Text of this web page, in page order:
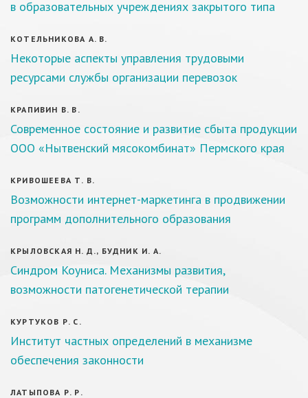
в образовательных учреждениях закрытого типа
КОТЕЛЬНИКОВА А. В.
Некоторые аспекты управления трудовыми
ресурсами службы организации перевозок
КРАПИВИН В. В.
Современное состояние и развитие сбыта продукции
ООО «Нытвенский мясокомбинат» Пермского края
КРИВОШЕЕВА Т. В.
Возможности интернет-маркетинга в продвижении
программ дополнительного образования
КРЫЛОВСКАЯ Н. Д., БУДНИК И. А.
Синдром Коуниса. Механизмы развития,
возможности патогенетической терапии
КУРТУКОВ Р. С.
Институт частных определений в механизме
обеспечения законности
ЛАТЫПОВА Р. Р.